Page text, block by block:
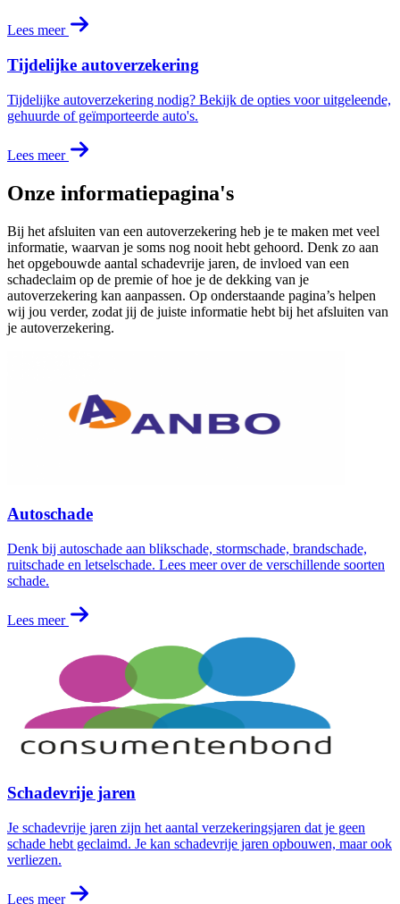
Lees meer
Tijdelijke autoverzekering
Tijdelijke autoverzekering nodig? Bekijk de opties voor uitgeleende,
gehuurde of geïmporteerde auto's.
Lees meer
Onze informatiepagina's
Bij het afsluiten van een autoverzekering heb je te maken met veel
informatie, waarvan je soms nog nooit hebt gehoord. Denk zo aan
het opgebouwde aantal schadevrije jaren, de invloed van een
schadeclaim op de premie of hoe je de dekking van je
autoverzekering kan aanpassen. Op onderstaande pagina’s helpen
wij jou verder, zodat jij de juiste informatie hebt bij het afsluiten van
je autoverzekering.
Autoschade
Denk bij autoschade aan blikschade, stormschade, brandschade,
ruitschade en letselschade. Lees meer over de verschillende soorten
schade.
Lees meer
Schadevrije jaren
Je schadevrije jaren zijn het aantal verzekeringsjaren dat je geen
schade hebt geclaimd. Je kan schadevrije jaren opbouwen, maar ook
verliezen.
Lees meer